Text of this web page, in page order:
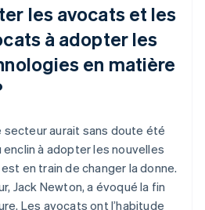
les avocats et les
à adopter les
en matière
aurait sans doute été
à adopter les nouvelles
en train de changer la donne.
Jack Newton, a évoqué la fin
Les avocats ont l’habitude